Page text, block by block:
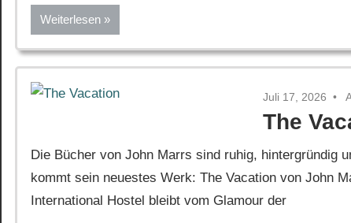
Weiterlesen
Juli 17, 2026
The
Die Bücher von John Marrs sind ruhig,
kommt sein neuestes Werk: The Vacation von John
International Hostel bleibt vom Glamour der